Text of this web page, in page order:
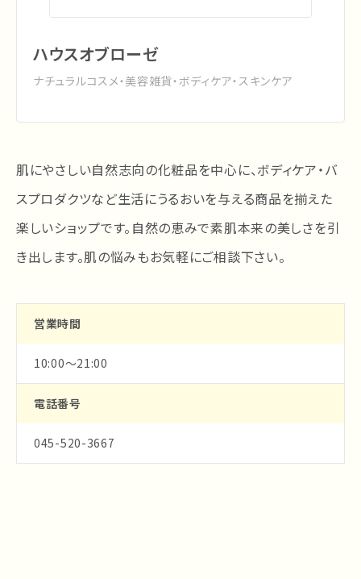
ハウスオブローゼ
ナチュラルコスメ・美容雑貨・ボディケア・スキンケア
肌にやさしい自然志向の化粧品を中心に、ボディケア・バ
スプロダクツなど生活にうるおいを与える商品を揃えた
楽しいショップです。自然の恵みで素肌本来の美しさを引
き出します。肌の悩みもお気軽にご相談下さい。
営業時間
10:00～21:00
電話番号
045-520-3667